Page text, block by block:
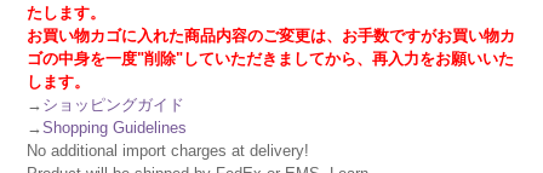
たします。
お買い物カゴに入れた商品内容のご変更は、お手数ですがお買い物カ
ゴの中身を一度"削除"していただきましてから、再入力をお願いいた
します。
→ ショッピングガイド
→Shopping Guidelines
No additional import charges at delivery!